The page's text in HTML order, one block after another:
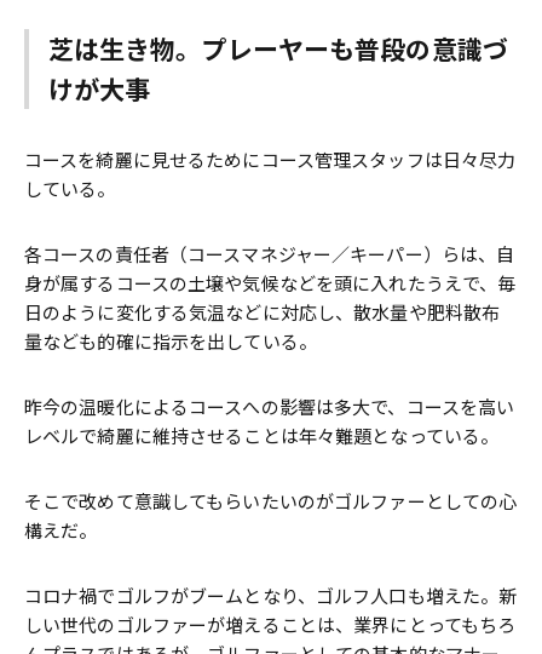
芝は生き物。プレーヤーも普段の意識づ
けが大事
コースを綺麗に見せるためにコース管理スタッフは日々尽力
している。
各コースの責任者（コースマネジャー／キーパー）らは、自
身が属するコースの土壌や気候などを頭に入れたうえで、毎
日のように変化する気温などに対応し、散水量や肥料散布
量なども的確に指示を出している。
昨今の温暖化によるコースへの影響は多大で、コースを高い
レベルで綺麗に維持させることは年々難題となっている。
そこで改めて意識してもらいたいのがゴルファーとしての心
構えだ。
コロナ禍でゴルフがブームとなり、ゴルフ人口も増えた。新
しい世代のゴルファーが増えることは、業界にとってもちろ